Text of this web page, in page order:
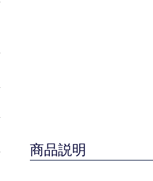
商品説明